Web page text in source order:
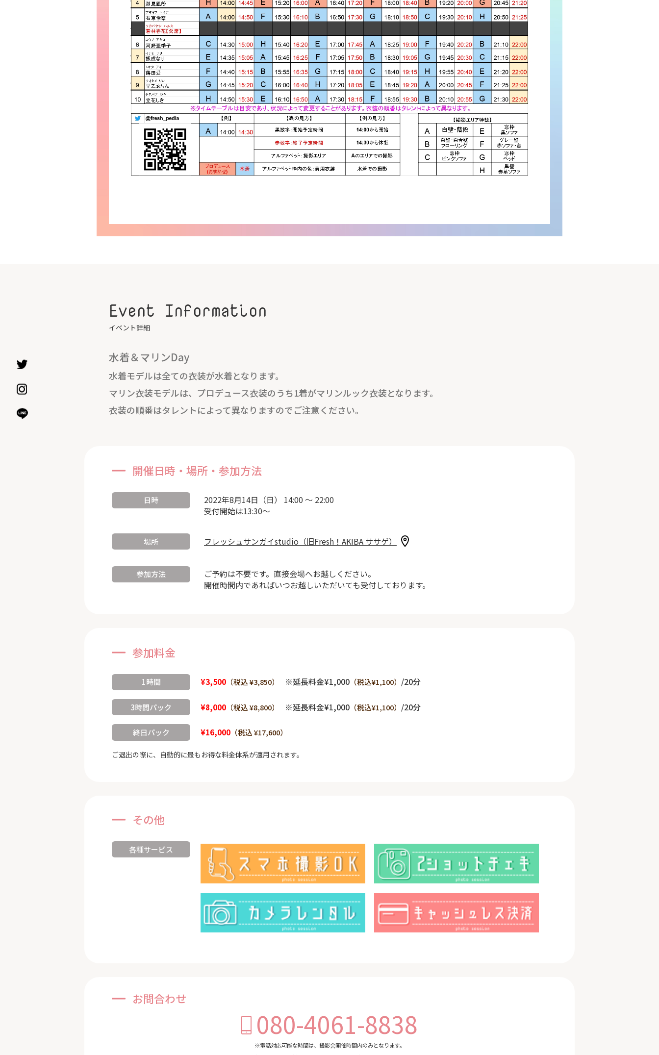
Event Information
イベント詳細
水着＆マリンDay
水着モデルは全ての衣装が水着となります。
マリン衣装モデルは、プロデュース衣装のうち1着がマリンルック衣装となります。
衣装の順番はタレントによって異なりますのでご注意ください。
開催日時・場所・参加方法
日時
2022年8月14日（日） 14:00 ～ 22:00
受付開始は13:30～
場所 フレッシュサンガイstudio（旧Fresh！AKIBA ササゲ）
参加方法
ご予約は不要です。直接会場へお越しください。
開催時間内であればいつお越しいただいても受付しております。
参加料金
1時間 ¥3,500 （税込 ¥3,850） ※延長料金¥1,000 （税込¥1,100） /20分
3時間パック ¥8,000 （税込 ¥8,800） ※延長料金¥1,000 （税込¥1,100） /20分
終日パック ¥16,000 （税込 ¥17,600）
ご退出の際に、自動的に最もお得な料金体系が適用されます。
その他
各種サービス
お問合わせ
080-4061-8838
※電話対応可能な時間は、撮影会開催時間内のみとなります。